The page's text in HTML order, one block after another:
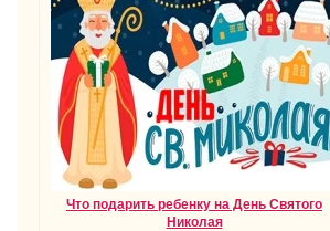
Что подарить ребенку на День Святого
Николая